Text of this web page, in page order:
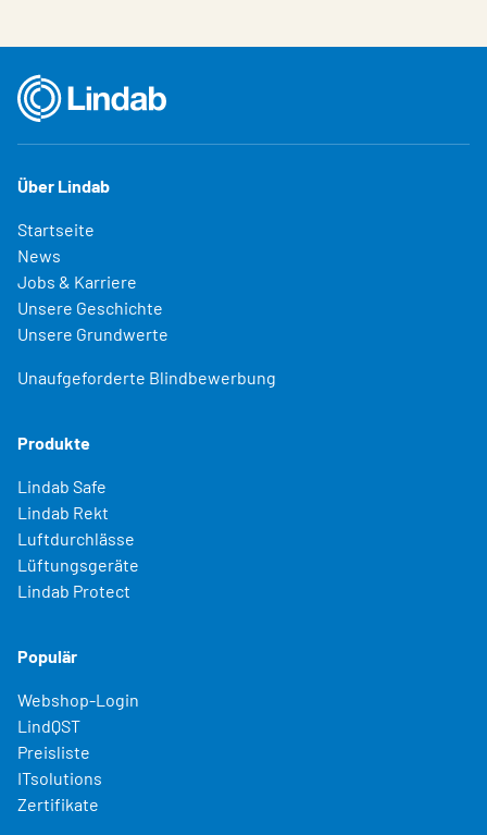
Über Lindab
Startseite
News
Jobs & Karriere
Unsere Geschichte
Unsere Grundwerte
Unaufgeforderte Blindbewerbung
Produkte
Lindab Safe
Lindab Rekt
Luftdurchlässe
Lüftungsgeräte
Lindab Protect
Populär
Webshop-Login
LindQST
Preisliste
ITsolutions
Zertifikate